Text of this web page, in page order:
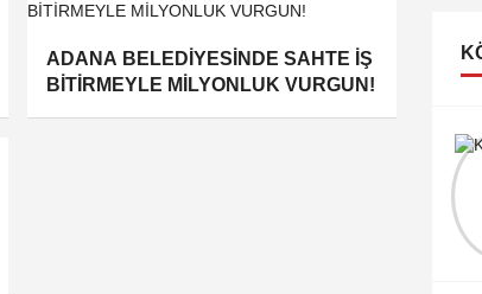
ADANA BELEDİYESİNDE SAHTE İŞ
BİTİRMEYLE MİLYONLUK VURGUN!